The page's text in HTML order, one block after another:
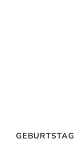
GEBURTSTAG